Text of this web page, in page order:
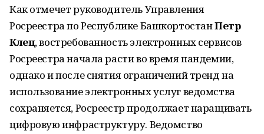
Как отмечет руководитель Управления
Росреестра по Республике БашкортостанПетр
Клец, востребованность электронных сервисов
Росреестра начала расти во время пандемии,
однако и после снятия ограничений тренд на
использование электронных услуг ведомства
сохраняется, Росреестр продолжает наращивать
цифровую инфраструктуру. Ведомство